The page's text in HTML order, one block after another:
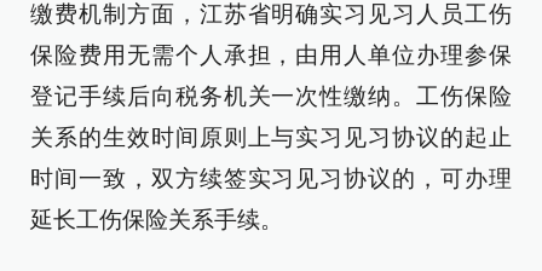
缴费机制方面，江苏省明确实习见习人员工伤
保险费用无需个人承担，由用人单位办理参保
登记手续后向税务机关一次性缴纳。工伤保险
关系的生效时间原则上与实习见习协议的起止
时间一致，双方续签实习见习协议的，可办理
延长工伤保险关系手续。